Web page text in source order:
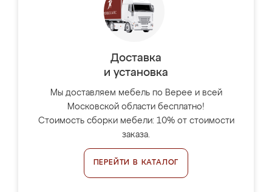
Доставка
и установка
Мы доставляем мебель по Верее и всей
Московской области бесплатно!
Стоимость сборки мебели: 10% от стоимости
заказа.
ПЕРЕЙТИ В КАТАЛОГ